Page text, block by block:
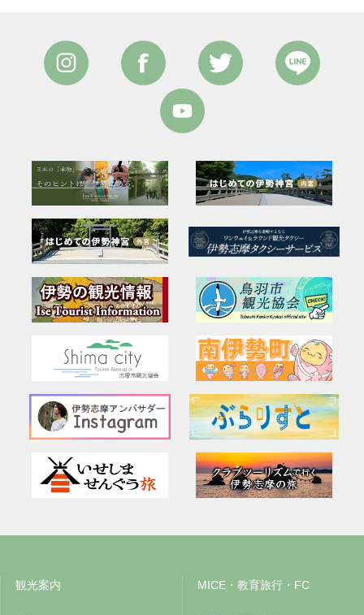
観光案内 MICE・教育旅行・FC